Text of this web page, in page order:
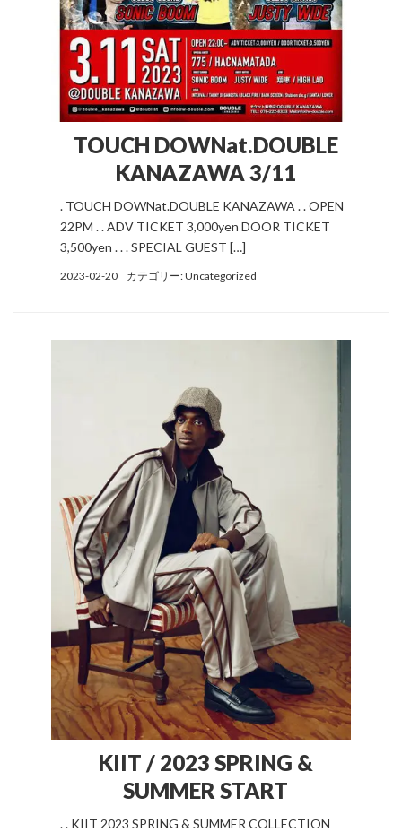
TOUCH DOWNat.DOUBLE
KANAZAWA 3/11
. TOUCH DOWNat.DOUBLE KANAZAWA . . OPEN
22PM . . ADV TICKET 3,000yen DOOR TICKET
3,500yen . . . SPECIAL GUEST […]
2023-02-20 カテゴリー:Uncategorized
KIIT / 2023 SPRING &
SUMMER START
. . KIIT 2023 SPRING & SUMMER COLLECTION